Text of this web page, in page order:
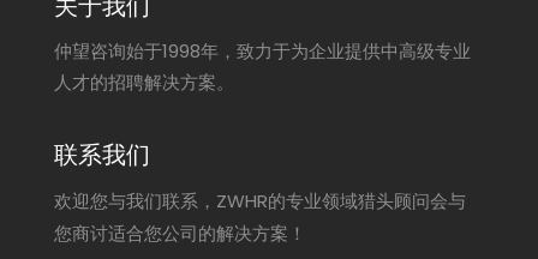
仲望咨询始于1998年，致力于为企业提供中高级专业
人才的招聘解决方案。
联系我们
欢迎您与我们联系，ZWHR的专业领域猎头顾问会与
您商讨适合您公司的解决方案！